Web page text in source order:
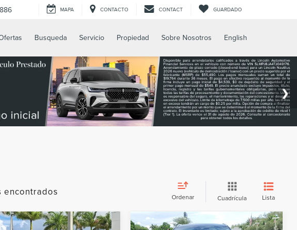
MAPA CONTACTO CONTACT GUARDADO
Busqueda Servicio Propiedad Sobre Nosotros English
encontrados Ordenar Cuadrícula Lista
vehículo Comparar vehículo